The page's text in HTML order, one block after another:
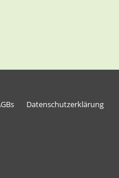
Datenschutzerklärung